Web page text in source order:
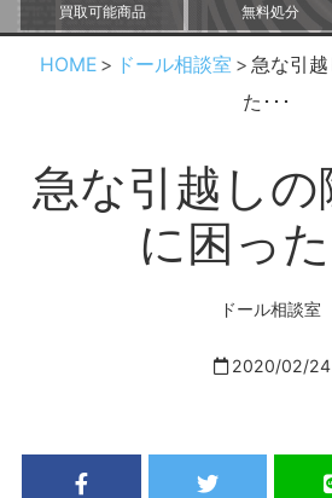
買取可能商品 無料処分
HOME ドール相談室
急な引
た･･･
急な引越し
に困っ
ドール相談室
2020/02/24